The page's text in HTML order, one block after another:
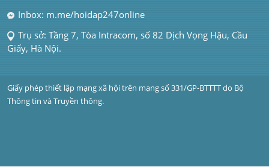
Inbox: m.me/hoidap247online
Trụ sở: Tầng 7, Tòa Intracom, số 82 Dịch Vọng Hậu, Cầu
Giấy, Hà Nội.
Giấy phép thiết lập mạng xã hội trên mạng số 331/GP-BTTTT do Bộ
Thông tin và Truyền thông.